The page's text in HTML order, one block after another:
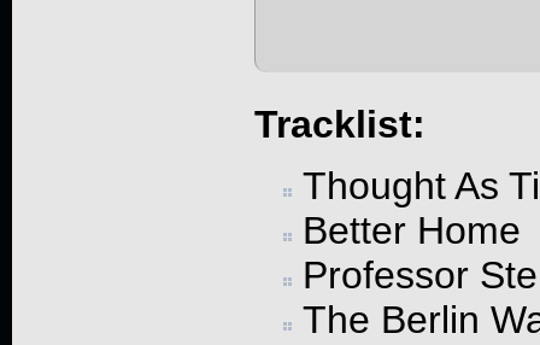
Tracklist:
Thought As
Better Home
Professor
The Berlin